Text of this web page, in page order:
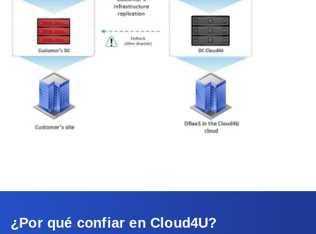
¿Por qué confiar en Cloud4U?